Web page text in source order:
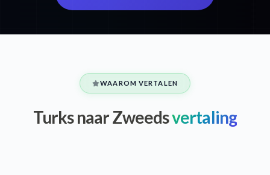
WAAROM VERTALEN
Turks naar Zweedsvertaling